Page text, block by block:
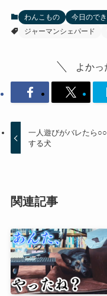
わんこもの 今日ので
ジャーマンシェパード
よかっ
一人遊びがバレたら
する犬
関連記事